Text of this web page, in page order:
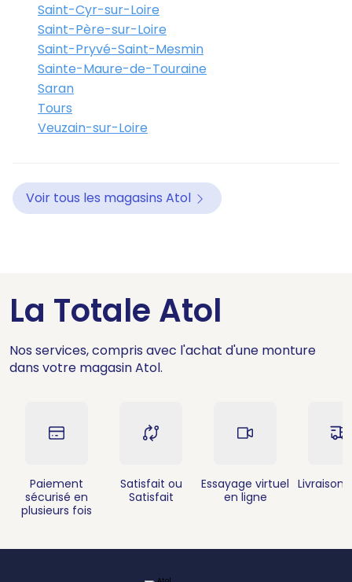
Saint-Cyr-sur-Loire
Saint-Père-sur-Loire
Saint-Pryvé-Saint-Mesmin
Sainte-Maure-de-Touraine
Saran
Tours
Veuzain-sur-Loire
Voir tous les magasins Atol
La Totale Atol
Nos services, compris avec l'achat d'une monture
dans votre magasin Atol.
Paiement
sécurisé en
plusieurs fois
Satisfait ou
Satisfait
Essayage virtuel
en ligne
Livraison